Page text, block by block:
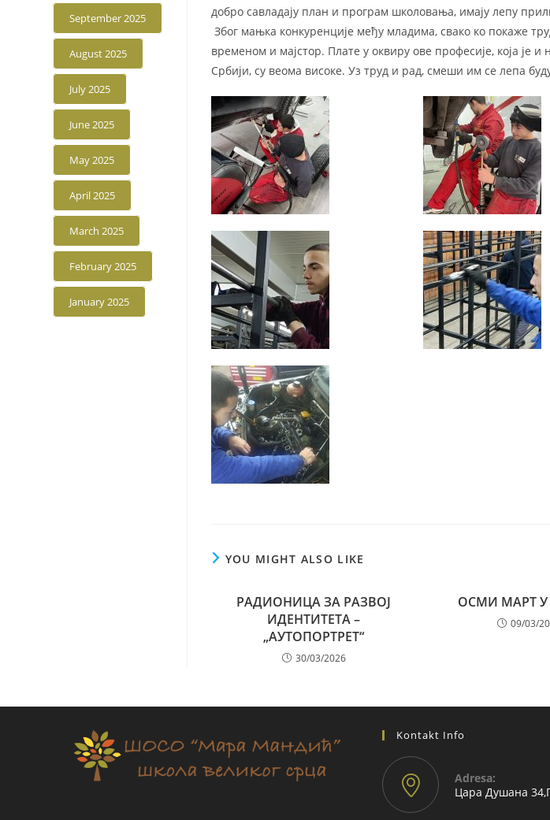
добро савладају план и програм школовања, имају лепу
Због мањка конкуренције међу младима, свако ко покаже
временом и мајстор. Плате у оквиру ове професије, која
Србији, су веома високе. Уз труд и рад, смеши им се лепа
YOU MIGHT ALSO LIKE
РАДИОНИЦА ЗА РАЗВОЈ
ИДЕНТИТЕТА –
„АУТОПОРТРЕТ“
30/03/2026
ОСМИ МАРТ У
09/03/
September 2025
August 2025
July 2025
June 2025
May 2025
April 2025
March 2025
February 2025
January 2025
Kontakt Info
Adresа:
Цара Душана